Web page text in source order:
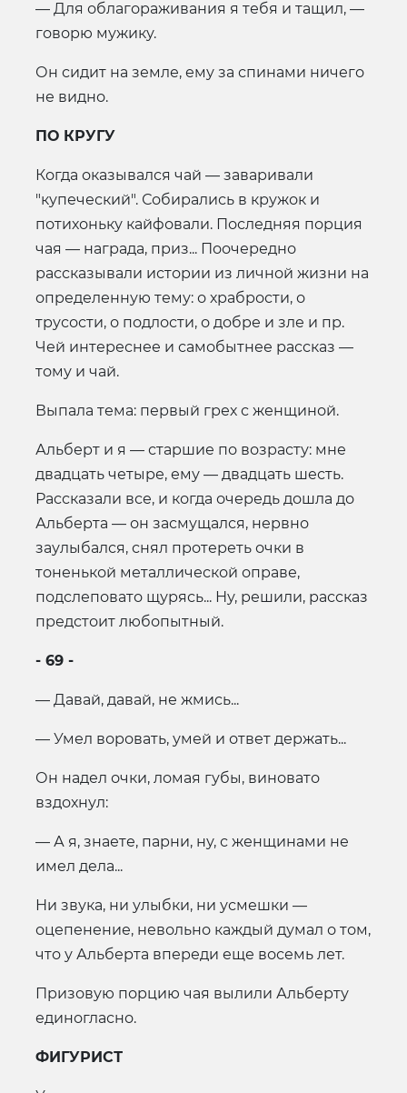
— Для облагораживания я тебя и тащил, —
говорю мужику.
Он сидит на земле, ему за спинами ничего
не видно.
ПО КРУГУ
Когда оказывался чай — заваривали
"купеческий". Собирались в кружок и
потихоньку кайфовали. Последняя порция
чая — награда, приз... Поочередно
рассказывали истории из личной жизни на
определенную тему: о храбрости, о
трусости, о подлости, о добре и зле и пр.
Чей интереснее и самобытнее рассказ —
тому и чай.
Выпала тема: первый грех с женщиной.
Альберт и я — старшие по возрасту: мне
двадцать четыре, ему — двадцать шесть.
Рассказали все, и когда очередь дошла до
Альберта — он засмущался, нервно
заулыбался, снял протереть очки в
тоненькой металлической оправе,
подслеповато щурясь... Ну, решили, рассказ
предстоит любопытный.
- 69 -
— Давай, давай, не жмись...
— Умел воровать, умей и ответ держать...
Он надел очки, ломая губы, виновато
вздохнул:
— А я, знаете, парни, ну, с женщинами не
имел дела...
Ни звука, ни улыбки, ни усмешки —
оцепенение, невольно каждый думал о том,
что у Альберта впереди еще восемь лет.
Призовую порцию чая вылили Альберту
единогласно.
ФИГУРИСТ